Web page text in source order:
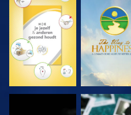
KIJK KIJK